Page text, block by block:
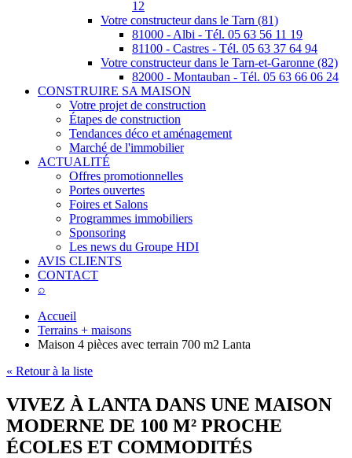
12
Votre constructeur dans le Tarn (81)
81000 - Albi - Tél. 05 63 56 11 19
81100 - Castres - Tél. 05 63 37 64 94
Votre constructeur dans le Tarn-et-Garonne (82)
82000 - Montauban - Tél. 05 63 66 06 24
CONSTRUIRE SA MAISON
Votre projet de construction
Étapes de construction
Tendances déco et aménagement
Marché de l'immobilier
ACTUALITÉ
Offres promotionnelles
Portes ouvertes
Foires et Salons
Programmes immobiliers
Sponsoring
Les news du Groupe HDI
AVIS CLIENTS
CONTACT
⌕
Accueil
Terrains + maisons
Maison 4 pièces avec terrain 700 m2 Lanta
« Retour à la liste
VIVEZ À LANTA DANS UNE MAISON
MODERNE DE 100 M² PROCHE
ÉCOLES ET COMMODITÉS